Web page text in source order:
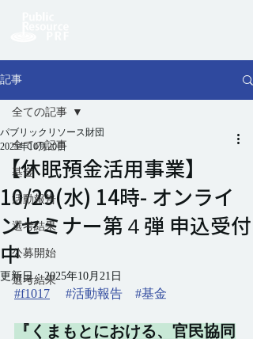
記事
全ての記事
基金
活動報告
選考結果
公募開始
選考結果
全ての記事
【休眠預金活用事業】
10/29(水) 14時- オンライ
ンセミナー第４弾 申込受付
中
パブリックリソース財団
2025年10月20日
更新日：2025年10月21日
#f1017 #活動報告 #基金
『くまもとにおける、官民協同